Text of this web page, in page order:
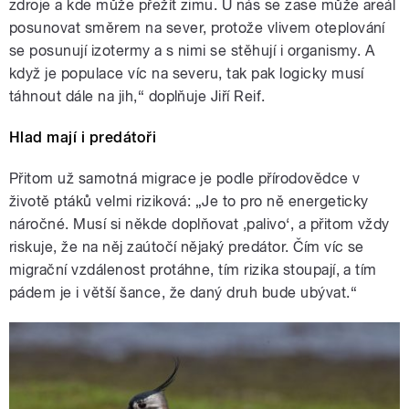
zdroje a kde může přežít zimu. U nás se zase může areál
posunovat směrem na sever, protože vlivem oteplování
se posunují izotermy a s nimi se stěhují i organismy. A
když je populace víc na severu, tak pak logicky musí
táhnout dále na jih,“ doplňuje Jiří Reif.
Hlad mají i predátoři
Přitom už samotná migrace je podle přírodovědce v
životě ptáků velmi riziková: „Je to pro ně energeticky
náročné. Musí si někde doplňovat ‚palivo‘, a přitom vždy
riskuje, že na něj zaútočí nějaký predátor. Čím víc se
migrační vzdálenost protáhne, tím rizika stoupají, a tím
pádem je i větší šance, že daný druh bude ubývat.“